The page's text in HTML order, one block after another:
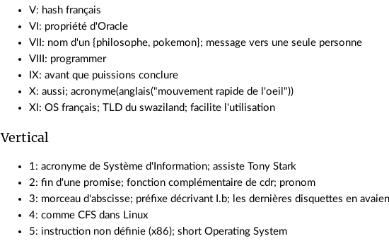
V: hash français
VI: propriété d'Oracle
VII: nom d'un {philosophe, pokemon}; message vers une seule personne
VIII: programmer
IX: avant que puissions conclure
X: aussi; acronyme(anglais("mouvement rapide de l'oeil"))
XI: OS français; TLD du swaziland; facilite l'utilisation
Vertical
1: acronyme de Système d'Information; assiste Tony Stark
2: fin d'une promise; fonction complémentaire de cdr; pronom
3: morceau d'abscisse; préfixe décrivant I.b; les dernières disquettes en
4: comme CFS dans Linux
5: instruction non définie (x86); short Operating System